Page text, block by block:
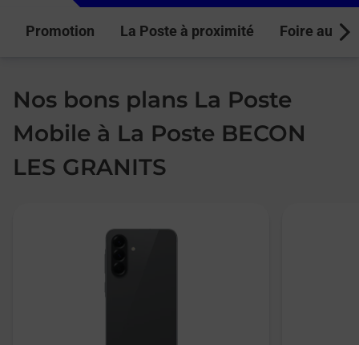
Promotion La Poste à proximité Foire aux
Nos bons plans La Poste
Mobile à La Poste BECON
LES GRANITS